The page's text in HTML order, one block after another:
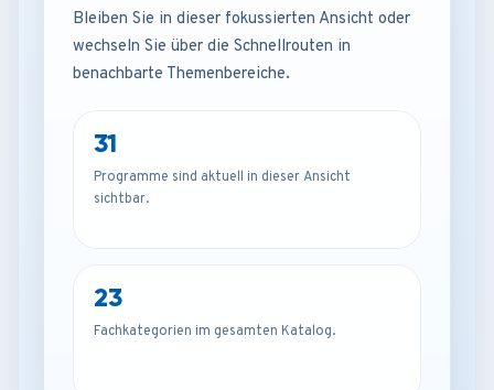
Bleiben Sie in dieser fokussierten Ansicht oder
wechseln Sie über die Schnellrouten in
benachbarte Themenbereiche.
31
Programme sind aktuell in dieser Ansicht
sichtbar.
23
Fachkategorien im gesamten Katalog.